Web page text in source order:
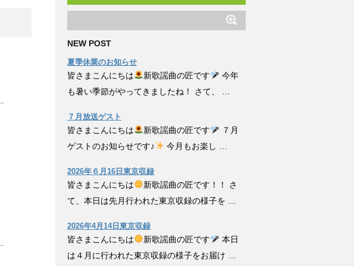
NEW POST
夏季休業のお知らせ
皆さまこんにちは 新歌謡曲の匠です
今年
も暑い季節がやってきましたね！ さて、 …
７月放送ゲスト
皆さまこんにちは 新歌謡曲の匠です
７月
ゲストのお知らせです♪
今月もお楽し …
2026年６月16日東京収録
皆さまこんにちは
新歌謡曲の匠です！！ さ
て、本日は先月行われた東京収録の様子を …
2026年4月14日東京収録
皆さまこんにちは 新歌謡曲の匠です
本日
は４月に行われた東京収録の様子をお届け …